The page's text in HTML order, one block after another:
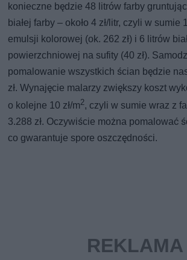
konieczne będzie 48 litrów farby
białej farby – około 4 zł/litr, czyli w sumie
emulsji kolorowej (ok. 262 zł) i 6 litrów
powierzchniowej na sufity (40 zł).
pomalowanie wszystkich ścian będzie
zł. Wynajęcie malarzy zwiększy koszt
o kolejne 10 zł/m2, czyli w sumie wraz z
3.288 zł. Oczywiście można pomalować
co gwarantuje spore oszczędności.